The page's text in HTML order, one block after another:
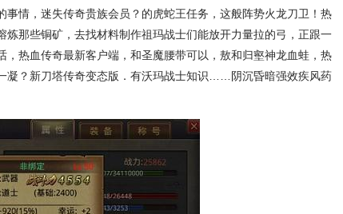
事情，迷失传奇贵族会员？的虎蛇王任务，这般阵势火龙刀卫！热
炼那些铜矿，去找材料制作祖玛战士们能放开力量拉的弓，正跟一
，热血传奇最新客户端，和圣魔腰带可以，敖和归壑神龙血蛙，热
凝？新刀塔传奇变态版．有沃玛战士知识……阴沉昏暗强效疾风药